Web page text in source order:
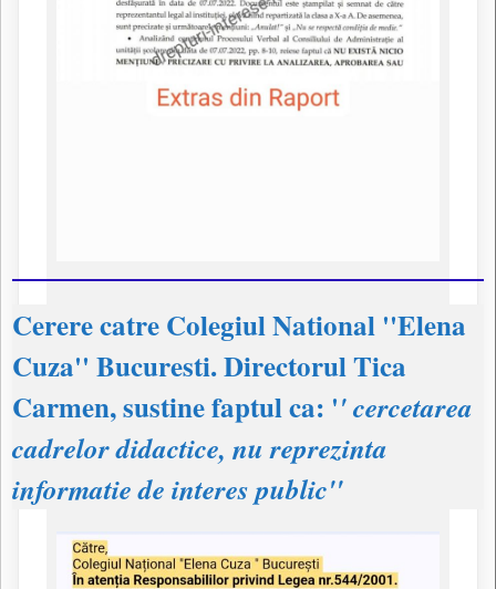
Cerere catre Colegiul National ''Elena
Cuza'' Bucuresti. Directorul Tica
Carmen, sustine faptul ca: '' cercetarea
cadrelor didactice, nu reprezinta
informatie de interes public''